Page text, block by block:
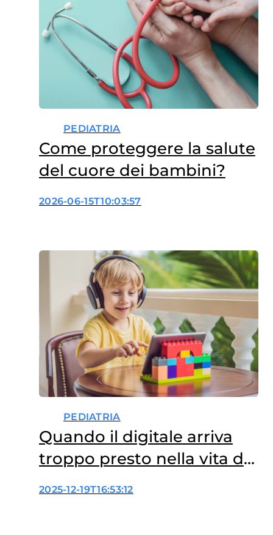
PEDIATRIA
Come proteggere la salute
del cuore dei bambini?
2026-06-15T10:03:57
PEDIATRIA
Quando il digitale arriva
troppo presto nella vita dei
bambini
2025-12-19T16:53:12